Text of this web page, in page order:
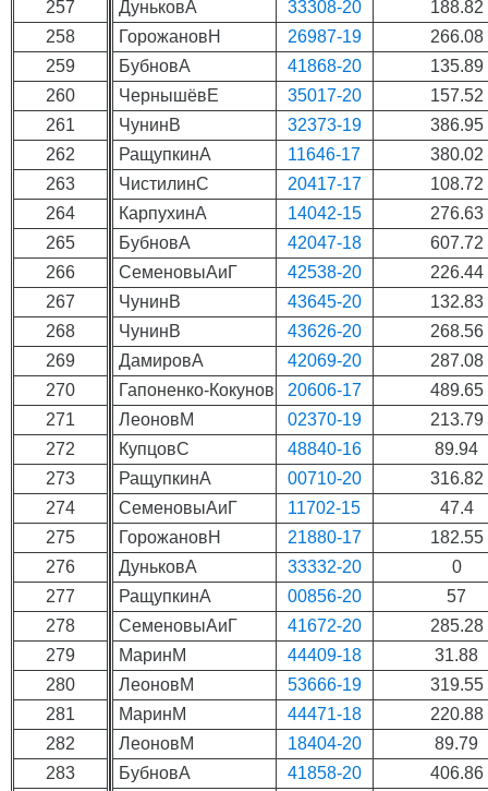
257
258
259
260
261
262
263
264
265
266
267
268
269
270
271
272
273
274
275
276
277
278
279
280
281
282
283
ДуньковА 33308-20
188.82
ГорожановН
26987-19
266.08
БубновА
41868-20
135.89
ЧернышёвЕ
35017-20
157.52
ЧунинВ
32373-19
386.95
РащупкинА
11646-17
380.02
ЧистилинС
20417-17
108.72
КарпухинА
14042-15
276.63
БубновА
42047-18
607.72
СеменовыАиГ
42538-20
226.44
ЧунинВ
43645-20
132.83
ЧунинВ
43626-20
268.56
ДамировА
42069-20
287.08
Гапоненко-Кокунов
20606-17
489.65
ЛеоновМ
02370-19
213.79
КупцовС
48840-16
89.94
РащупкинА
00710-20
316.82
СеменовыАиГ
11702-15
47.4
ГорожановН
21880-17
182.55
ДуньковА
33332-20
0
РащупкинА
00856-20
57
СеменовыАиГ
41672-20
285.28
МаринМ
44409-18
31.88
ЛеоновМ
53666-19
319.55
МаринМ
44471-18
220.88
ЛеоновМ
18404-20
89.79
БубновА
41858-20
406.86